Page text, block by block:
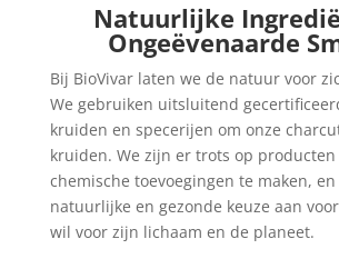
Natuurlijke
Ongeëvenaarde
Bij BioVivar laten we de natuur voor
We gebruiken uitsluitend
kruiden en specerijen om onze
kruiden. We zijn er trots op
chemische toevoegingen te maken,
natuurlijke en gezonde keuze aan
wil voor zijn lichaam en de planeet.